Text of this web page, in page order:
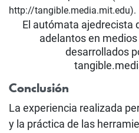
El autómata ajedrecista
adelantos en
desarrollados
Conclusión
La experiencia realizada
y la práctica de las